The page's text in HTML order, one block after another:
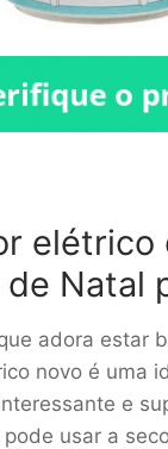
elétrico
Natal
adora estar
novo é uma
e
usar a